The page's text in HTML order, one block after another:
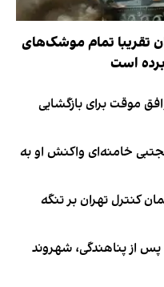
تقریبا تمام موشک‌های
برده است
موقت برای بازگشایی
خامنه‌ای واکنش او به
کنترل تهران بر تنگه
زن ایرانی ۵ ماه پس از پناهندگی، شهروند